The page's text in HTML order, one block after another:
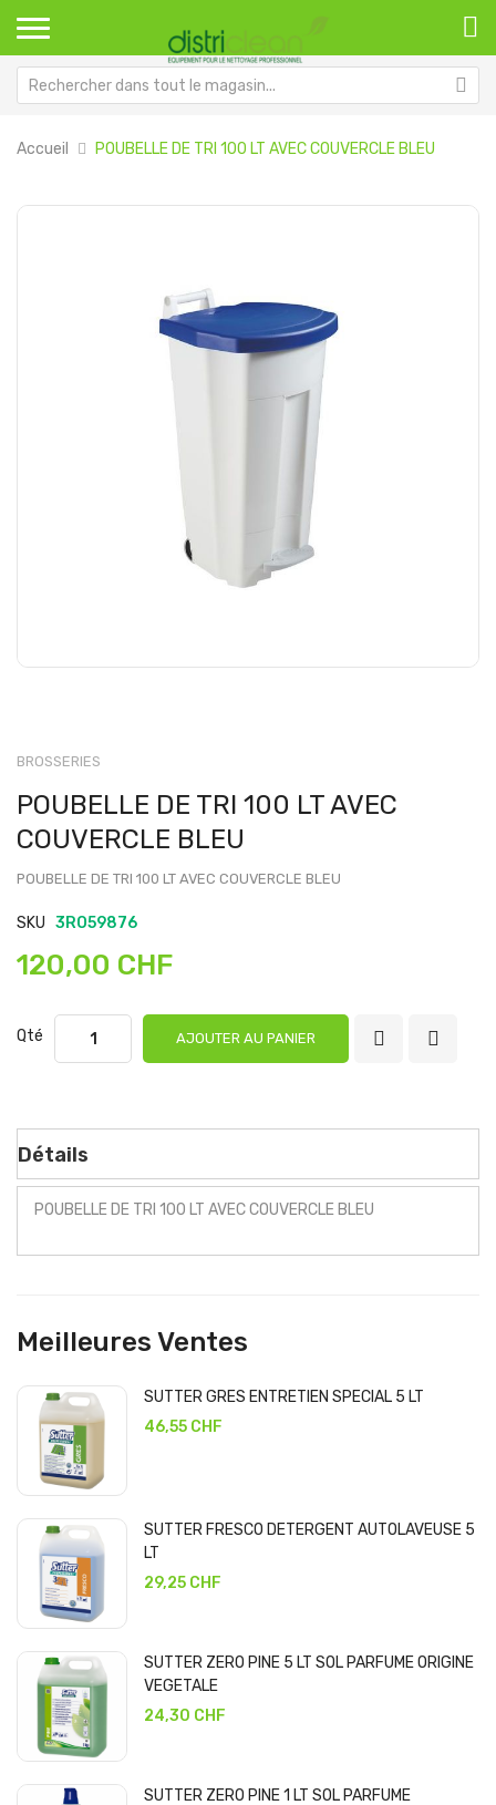
Accueil POUBELLE DE TRI 100 LT AVEC COUVERCLE BLEU
Passer
BROSSERIES
POUBELLE DE TRI 100 LT AVEC
COUVERCLE BLEU
POUBELLE DE TRI 100 LT AVEC COUVERCLE BLEU
SKU 3RO59876
120,00 CHF
Qté AJOUTER AU PANIER
Détails
POUBELLE DE TRI 100 LT AVEC COUVERCLE BLEU
Meilleures Ventes
SUTTER GRES ENTRETIEN SPECIAL 5 LT
46,55 CHF
SUTTER FRESCO DETERGENT AUTOLAVEUSE 5
LT
29,25 CHF
SUTTER ZERO PINE 5 LT SOL PARFUME ORIGINE
VEGETALE
24,30 CHF
SUTTER ZERO PINE 1 LT SOL PARFUME